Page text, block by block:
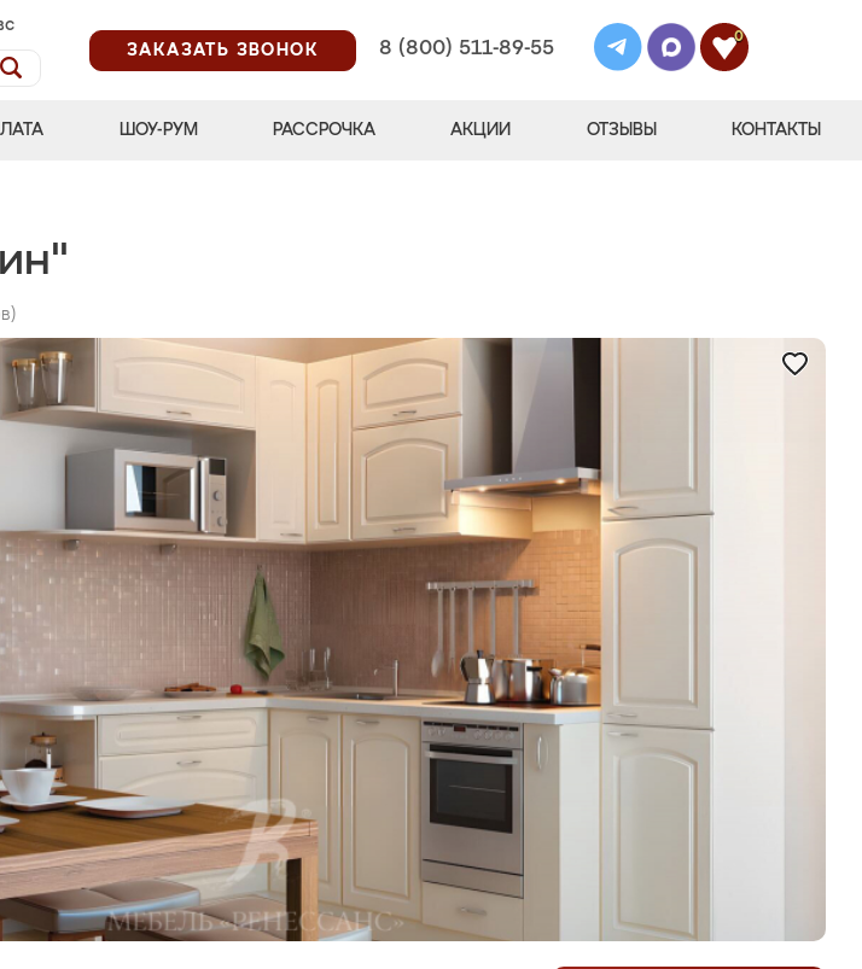
ЗАКАЗАТЬ ЗВОНОК
8 (800) 511-89-55
0
ШОУ-РУМ РАССРОЧКА АКЦИИ ОТЗЫВЫ КОНТАКТЫ